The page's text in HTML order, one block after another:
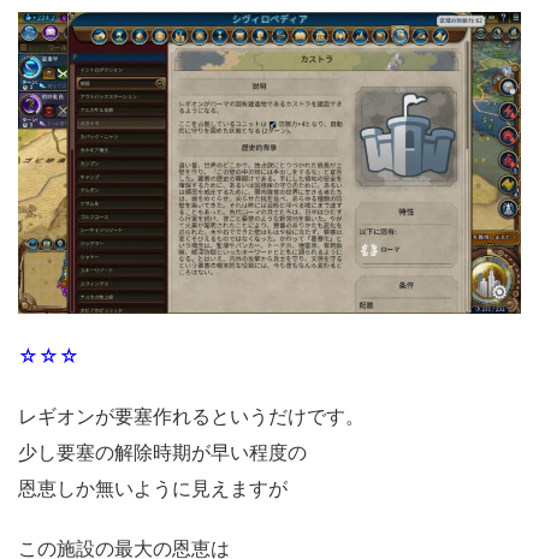
☆☆☆
レギオンが要塞作れるというだけです。
少し要塞の解除時期が早い程度の
恩恵しか無いように見えますが
この施設の最大の恩恵は